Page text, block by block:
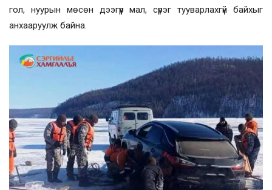
гол, нуурын мөсөн дээгүүр мал, сүрэг тууварлахгүй байхыг
анхааруулж байна.